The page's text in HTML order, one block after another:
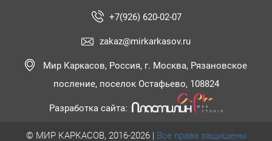
+7(926) 620-02-07
zakaz@mirkarkasov.ru
Мир Каркасов, Россия, г. Москва, Рязановское
посление, поселок Остафьево, 108824
Разработка сайта:
© МИР КАРКАСОВ, 2016-2026 | Все права защищены